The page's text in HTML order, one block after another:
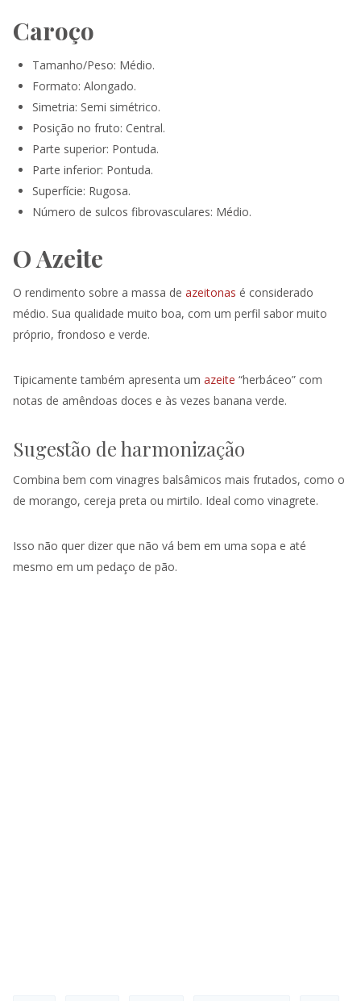
Caroço
Tamanho/Peso: Médio.
Formato: Alongado.
Simetria: Semi simétrico.
Posição no fruto: Central.
Parte superior: Pontuda.
Parte inferior: Pontuda.
Superfície: Rugosa.
Número de sulcos fibrovasculares: Médio.
O Azeite
O rendimento sobre a massa de azeitonas é considerado
médio. Sua qualidade muito boa, com um perfil sabor muito
próprio, frondoso e verde.
Tipicamente também apresenta um azeite “herbáceo” com
notas de amêndoas doces e às vezes banana verde.
Sugestão de harmonização
Combina bem com vinagres balsâmicos mais frutados, como o
de morango, cereja preta ou mirtilo. Ideal como vinagrete.
Isso não quer dizer que não vá bem em uma sopa e até
mesmo em um pedaço de pão.